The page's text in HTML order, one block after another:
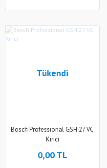
Tükendi
Bosch Professional GSH 27 VC
Kırıcı
0,00 TL